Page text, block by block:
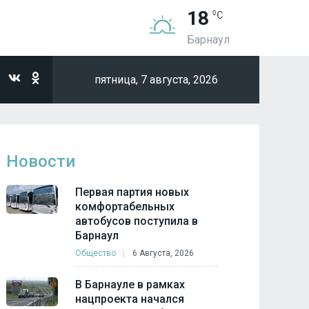
18
Барнаул
пятница, 7 августа, 2026
Новости
Первая партия новых
комфортабельных
автобусов поступила в
Барнаул
Общество 6 Августа, 2026
В Барнауле в рамках
нацпроекта начался